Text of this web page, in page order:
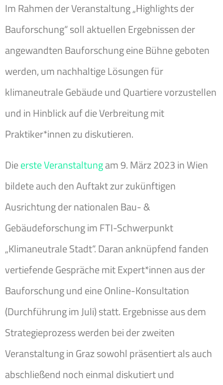
Im Rahmen der Veranstaltung „Highlights der
Bauforschung“ soll aktuellen Ergebnissen der
angewandten Bauforschung eine Bühne geboten
werden, um nachhaltige Lösungen für
klimaneutrale Gebäude und Quartiere vorzustellen
und in Hinblick auf die Verbreitung mit
Praktiker*innen zu diskutieren.
Dieerste Veranstaltungam 9. März 2023 in Wien
bildete auch den Auftakt zur zukünftigen
Ausrichtung der nationalen Bau- &
Gebäudeforschung im FTI-Schwerpunkt
„Klimaneutrale Stadt“. Daran anknüpfend fanden
vertiefende Gespräche mit Expert*innen aus der
Bauforschung und eine Online-Konsultation
(Durchführung im Juli) statt. Ergebnisse aus dem
Strategieprozess werden bei der zweiten
Veranstaltung in Graz sowohl präsentiert als auch
abschließend noch einmal diskutiert und